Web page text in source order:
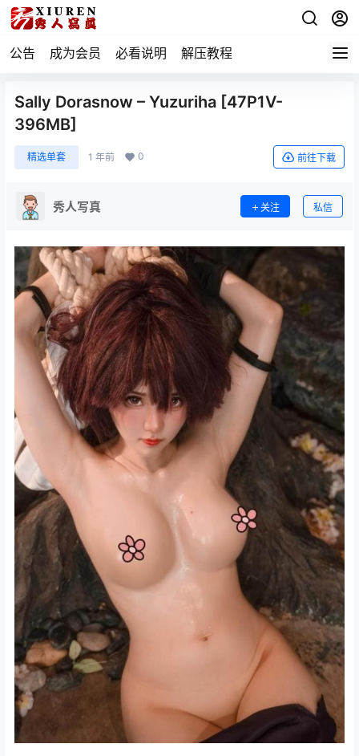
公告 成为会员 必看说明 解压教程
Sally Dorasnow – Yuzuriha [47P1V-
396MB]
精选单套 1 年前 0 前往下载
秀人写真 关注 私信